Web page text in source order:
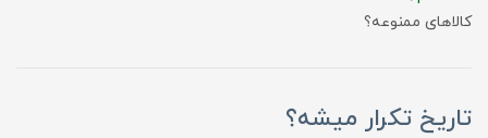
کالاهای ممنوعه؟
تاریخ تکرار میشه؟